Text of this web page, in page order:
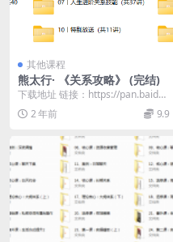
其他课程
熊太行· 《关系攻略》 (完结)
下载地址 链接：https://pan.baidu.
com/s/1hqHgxWg...
2 年前 9.9